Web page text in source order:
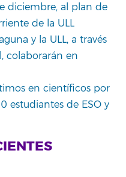
diciembre, al plan de
de la ULL
y la ULL, a través
colaborarán en
en científicos por
estudiantes de ESO y